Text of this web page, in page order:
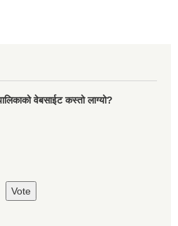
वेबसाईट कस्तो लाग्यो?